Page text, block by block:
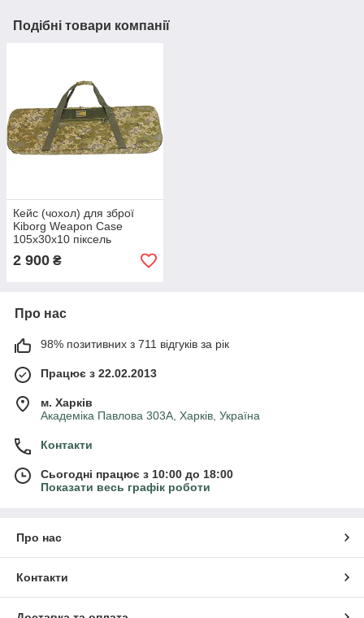
Подібні товари компанії
Кейс (чохол) для зброї
Kiborg Weapon Case
105х30х10 піксель
2 900 ₴
Про нас
98% позитивних з 711 відгуків за рік
Працює з 22.02.2013
м. Харків
Академіка Павлова 303А, Харків, Україна
Контакти
Сьогодні працює з 10:00 до 18:00
Показати весь графік роботи
Про нас
Контакти